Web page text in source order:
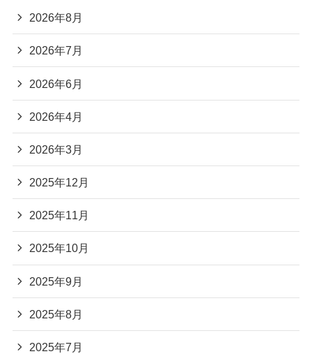
2026年8月
2026年7月
2026年6月
2026年4月
2026年3月
2025年12月
2025年11月
2025年10月
2025年9月
2025年8月
2025年7月